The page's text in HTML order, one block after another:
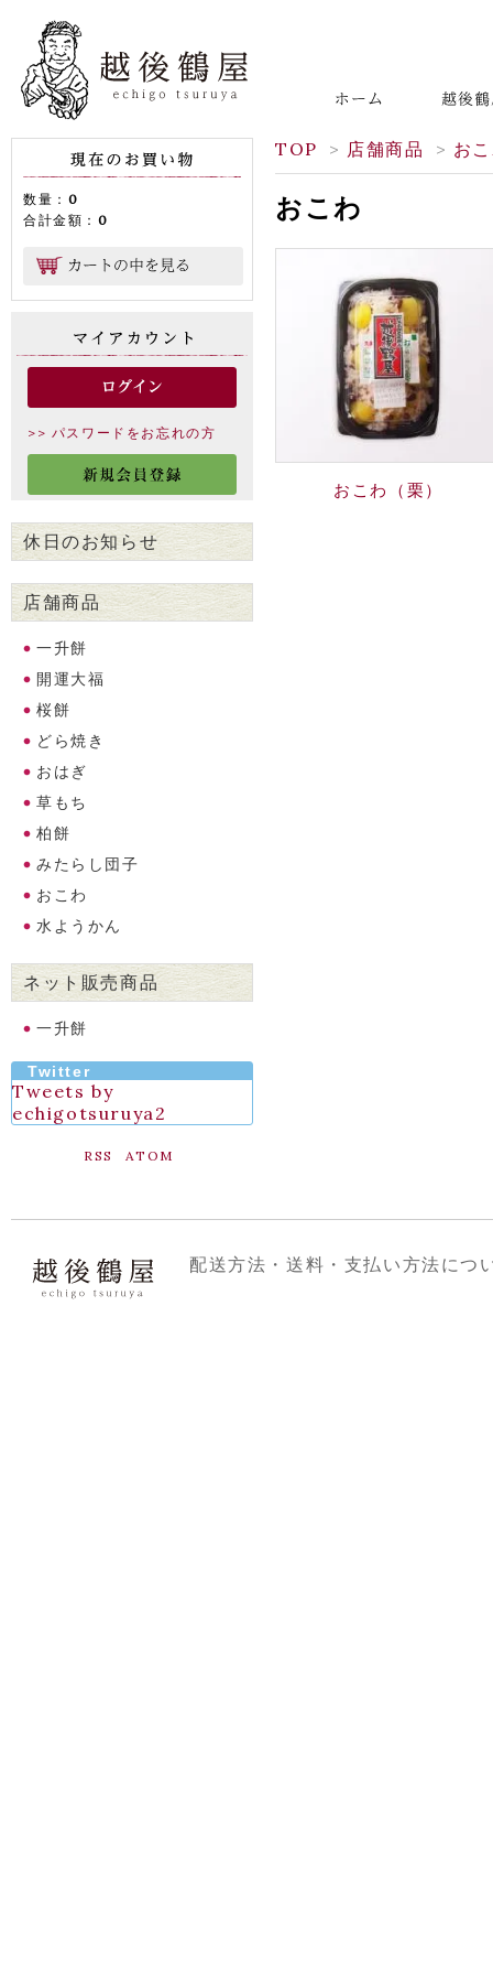
TOP > 店舗商品 > お
おこわ
おこわ（栗）
数量： 0
合計金額： 0
>> パスワードをお忘れの方
休日のお知らせ
店舗商品
一升餅
開運大福
桜餅
どら焼き
おはぎ
草もち
柏餅
みたらし団子
おこわ
水ようかん
ネット販売商品
一升餅
Twitter
Tweets by
echigotsuruya2
RSS ATOM
配送方法・送料・支払い方法につ